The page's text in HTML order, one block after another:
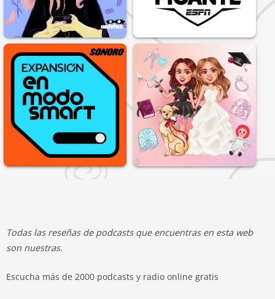
Todas las reseñas de podcasts que encuentras en esta web
son nuestras.
Escucha más de 2000 podcasts y radio online gratis